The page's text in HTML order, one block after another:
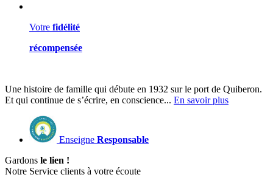
Votre fidélité
récompensée
Une histoire de famille qui débute en 1932 sur le port de Quiberon.
Et qui continue de s’écrire, en conscience... En savoir plus
Enseigne Responsable
Gardons le lien !
Notre Service clients à votre écoute